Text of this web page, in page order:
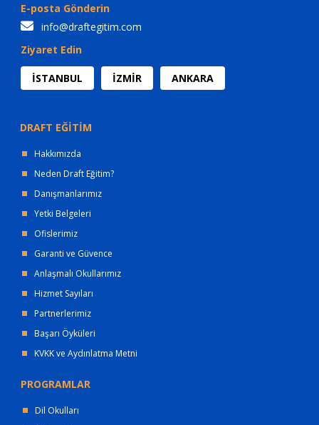
E-posta Gönderin
info@draftegitim.com
Ziyaret Edin
İSTANBUL İZMİR ANKARA
DRAFT EĞİTİM
Hakkımızda
Neden Draft Eğitim?
Danışmanlarımız
Yetki Belgeleri
Ofislerimiz
Garanti ve Güvence
Anlaşmalı Okullarımız
Hizmet Sayıları
Partnerlerimiz
Başarı Öyküleri
KVKK ve Aydınlatma Metni
PROGRAMLAR
Dil Okulları